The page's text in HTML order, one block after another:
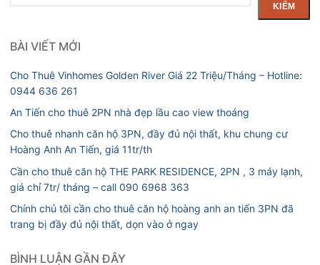
kiếm
KIẾM
BÀI VIẾT MỚI
Cho Thuê Vinhomes Golden River Giá 22 Triệu/Tháng – Hotline:
0944 636 261
An Tiến cho thuê 2PN nhà đẹp lầu cao view thoáng
Cho thuê nhanh căn hộ 3PN, đầy đủ nội thất, khu chung cư
Hoàng Anh An Tiến, giá 11tr/th
Cần cho thuê căn hộ THE PARK RESIDENCE, 2PN , 3 máy lạnh,
giá chỉ 7tr/ tháng – call 090 6968 363
Chính chủ tôi cần cho thuê căn hộ hoàng anh an tiến 3PN đã
trang bị đầy đủ nội thất, dọn vào ở ngay
BÌNH LUẬN GẦN ĐÂY